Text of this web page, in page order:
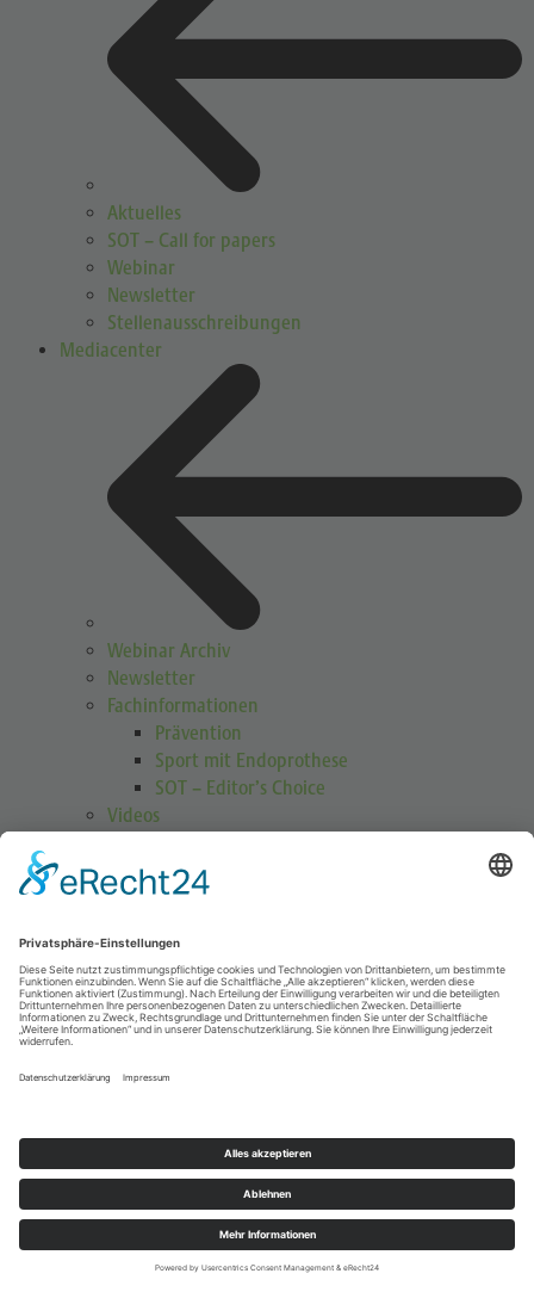
Aktuelles
SOT – Call for papers
Webinar
Newsletter
Stellenausschreibungen
Mediacenter
Webinar Archiv
Newsletter
Fachinformationen
Prävention
Sport mit Endoprothese
SOT – Editor’s Choice
Videos
Schulterübungen
Höhenmedizin
Publikationen
Publikationen